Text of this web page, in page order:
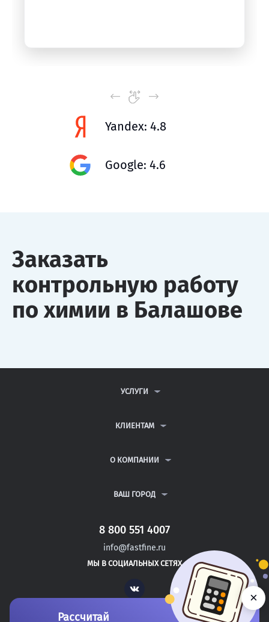
Yandex: 4.8
Google: 4.6
Заказать
контрольную работу
по химии в Балашове
УСЛУГИ
ДИПЛОМНЫЕ РАБОТЫ
РЕФЕРАТЫ
КЛИЕНТАМ
ВОПРОСЫ И ОТВЕТЫ
ПОЛИТИКА КОНФИДЕНЦИАЛЬНОСТИ
О КОМПАНИИ
КОНТАКТЫ
ВАШ ГОРОД
САНКТ-ПЕТЕРБУРГ
ЗЛАТОУСТ
КАМЫШИН
8 800 551 4007
info@fastfine.ru
МЫ В СОЦИАЛЬНЫХ СЕТЯХ
Vk
Рассчитай
×